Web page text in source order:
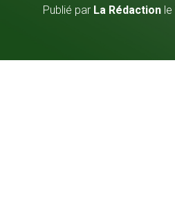
Publié par La Rédactionle